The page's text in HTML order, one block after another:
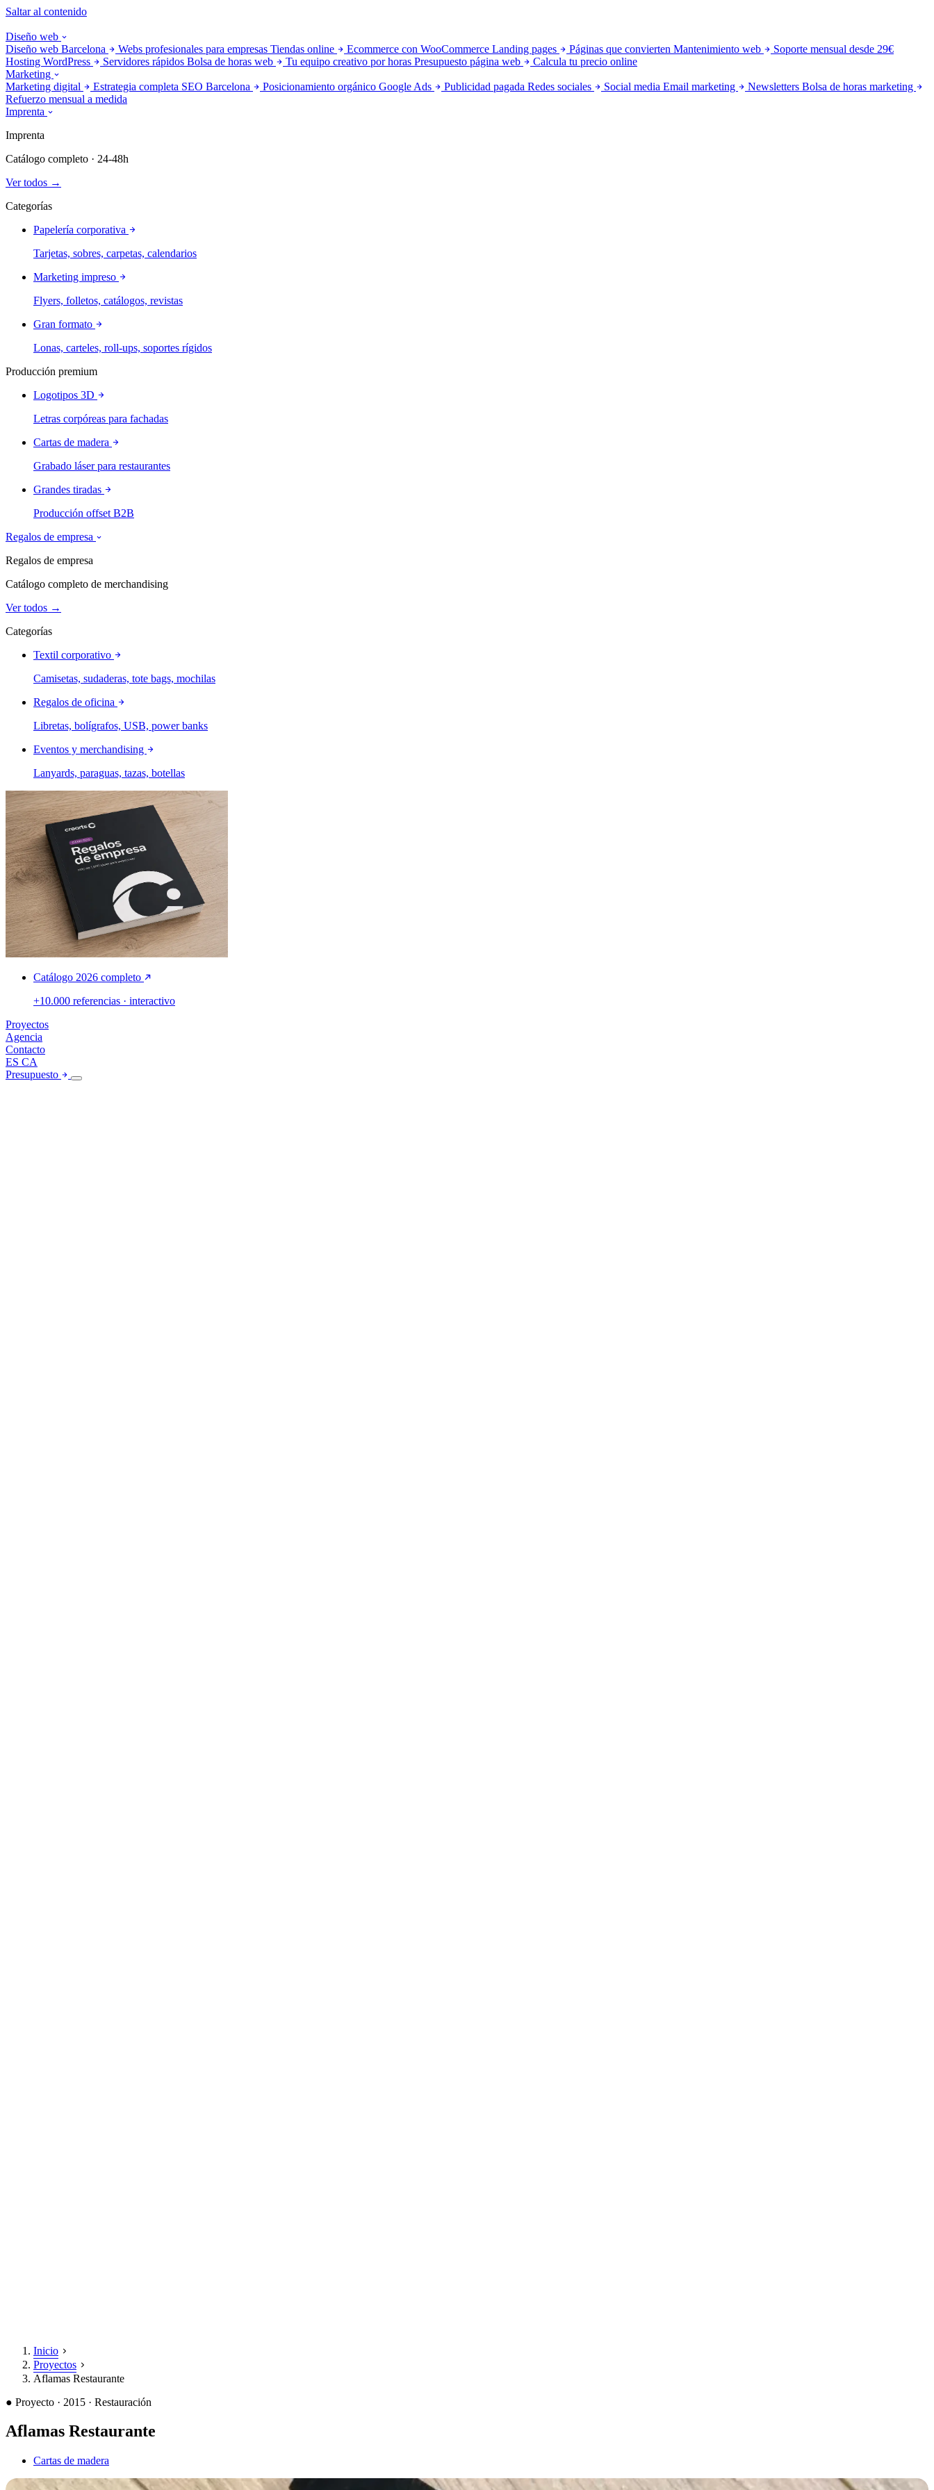
Saltar al contenido
Diseño web
Diseño web Barcelona
Webs profesionales para empresas Tiendas online Ecommerce con WooCommerce Landing pages Páginas que convierten Mantenimiento web
Soporte mensual desde 29€
Hosting WordPress
Servidores rápidos Bolsa de horas web Tu equipo creativo por horas Presupuesto página web
Calcula tu precio online
Marketing
Marketing digital
Estrategia completa SEO Barcelona Posicionamiento orgánico Google Ads Publicidad pagada Redes sociales Social media Email marketing Newsletters Bolsa de horas marketing
Refuerzo mensual a medida
Imprenta
Imprenta
Catálogo completo · 24-48h
Ver todos →
Categorías
Papelería corporativa
Tarjetas, sobres, carpetas, calendarios
Marketing impreso
Flyers, folletos, catálogos, revistas
Gran formato
Lonas, carteles, roll-ups, soportes rígidos
Producción premium
Logotipos 3D
Letras corpóreas para fachadas
Cartas de madera
Grabado láser para restaurantes
Grandes tiradas
Producción offset B2B
Regalos de empresa
Regalos de empresa
Catálogo completo de merchandising
Ver todos →
Categorías
Textil corporativo
Camisetas, sudaderas, tote bags, mochilas
Regalos de oficina
Libretas, bolígrafos, USB, power banks
Eventos y merchandising
Lanyards, paraguas, tazas, botellas
Catálogo 2026 completo
+10.000 referencias · interactivo
Proyectos
Agencia
Contacto
ES CA
Presupuesto
Inicio
Proyectos
Aflamas Restaurante
● Proyecto · 2015 · Restauración
Aflamas Restaurante
Cartas de madera